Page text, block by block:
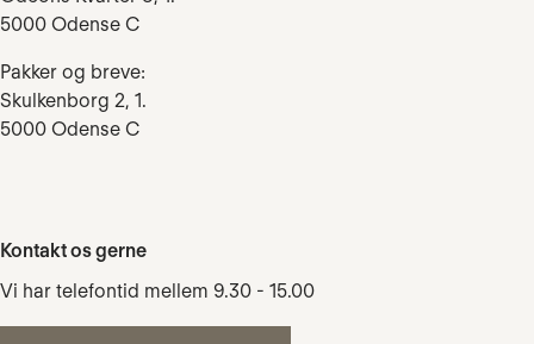
5000 Odense C
Pakker og breve:
Skulkenborg 2, 1.
5000 Odense C
Kontakt os gerne
Vi har telefontid mellem 9.30 - 15.00